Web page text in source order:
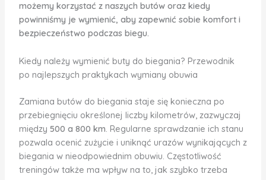
możemy korzystać z naszych butów oraz kiedy
powinniśmy je wymienić, aby zapewnić sobie komfort i
bezpieczeństwo podczas biegu.
Kiedy należy wymienić buty do biegania? Przewodnik
po najlepszych praktykach wymiany obuwia
Zamiana butów do biegania staje się konieczna po
przebiegnięciu określonej liczby kilometrów, zazwyczaj
między 500 a 800 km . Regularne sprawdzanie ich stanu
pozwala ocenić zużycie i uniknąć urazów wynikających z
biegania w nieodpowiednim obuwiu. Częstotliwość
treningów także ma wpływ na to, jak szybko trzeba